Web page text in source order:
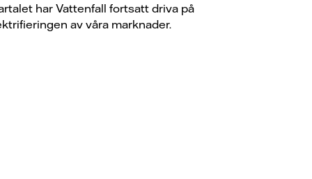
har Vattenfall fortsatt driva på
av våra marknader.